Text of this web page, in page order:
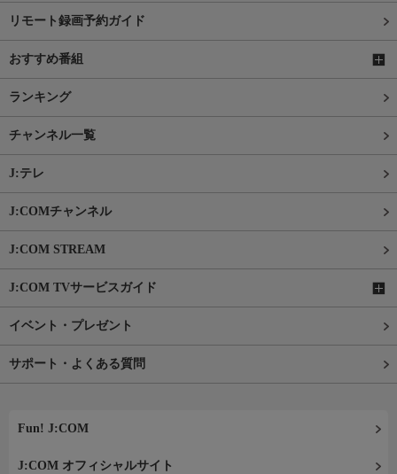
リモート録画予約ガイド
おすすめ番組
ランキング
チャンネル一覧
J:テレ
J:COMチャンネル
J:COM STREAM
J:COM TVサービスガイド
イベント・プレゼント
サポート・よくある質問
Fun! J:COM
J:COM オフィシャルサイト